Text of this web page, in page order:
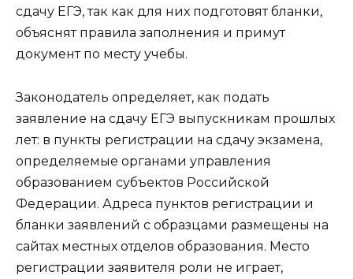
сдачу ЕГЭ, так как для них подготовят бланки,
объяснят правила заполнения и примут
документ по месту учебы.
Законодатель определяет, как подать
заявление на сдачу ЕГЭ выпускникам прошлых
лет: в пункты регистрации на сдачу экзамена,
определяемые органами управления
образованием субъектов Российской
Федерации. Адреса пунктов регистрации и
бланки заявлений с образцами размещены на
сайтах местных отделов образования. Место
регистрации заявителя роли не играет,